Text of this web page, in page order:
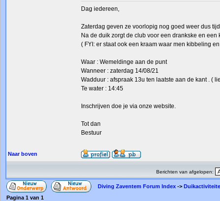
Dag iedereen,
Zaterdag geven ze voorlopig nog goed weer dus
Na de duik zorgt de club voor een drankske en een
( FYI: er staat ook een kraam waar men kibbeling
Waar : Wemeldinge aan de punt
Wanneer : zaterdag 14/08/21
Wadduur : afspraak 13u ten laatste aan de kant . (
Te water : 14:45
Inschrijven doe je via onze website.
Tot dan
Bestuur
Naar boven
Berichten van afgelopen:
Diving Zaventem Forum Index ->
Pagina 1 van 1